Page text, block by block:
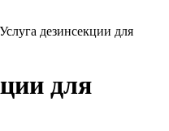
дезинсекции для
для